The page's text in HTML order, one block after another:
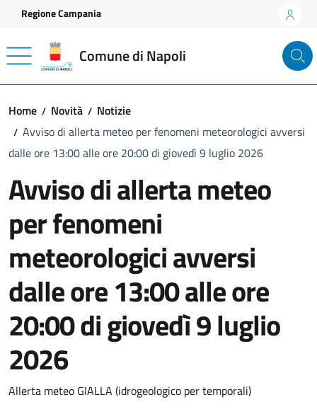
Vai ai contenuti
Vai al footer
Regione Campania
Comune di Napoli
Home Novità
Notizie
Avviso di allerta meteo per fenomeni meteorologici avversi
dalle ore 13:00 alle ore 20:00 di giovedì 9 luglio 2026
Avviso di allerta meteo
per fenomeni
meteorologici avversi
dalle ore 13:00 alle ore
20:00 di giovedì 9 luglio
2026
Dettagli della notizia
Allerta meteo GIALLA (idrogeologico per temporali)